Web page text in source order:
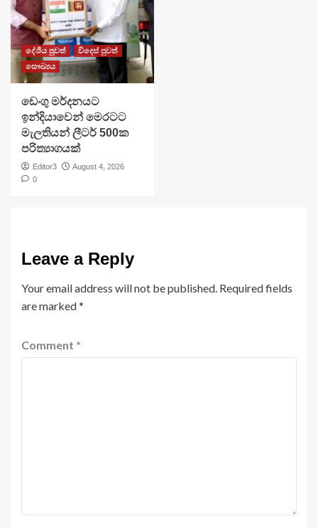
දේශීය පුවත්
විදෙස් පුවත්
සෞඛ්‍යය
ඩෙංගු මර්දනයට
ඉන්දියාවෙන් මෙරටට
මැලතියන් ලීටර් 500ක
පරිත්‍යාගයක්
Editor3
August 4, 2026
0
Leave a Reply
Your email address will not be published. Required fields
are marked*
Comment *